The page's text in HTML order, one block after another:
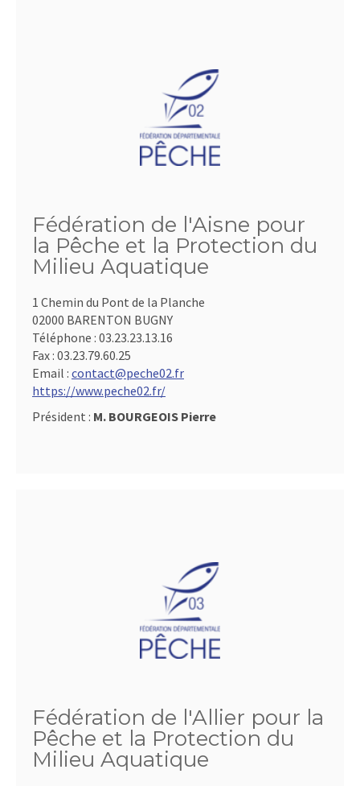
Fédération de l'Aisne pour
la Pêche et la Protection du
Milieu Aquatique
1 Chemin du Pont de la Planche
02000 BARENTON BUGNY
Téléphone : 03.23.23.13.16
Fax : 03.23.79.60.25
Email : contact@peche02.fr
https://www.peche02.fr/
Président : M. BOURGEOIS Pierre
Fédération de l'Allier pour la
Pêche et la Protection du
Milieu Aquatique